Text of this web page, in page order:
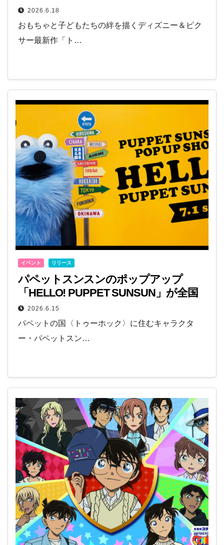
VANGUARDで開催！7月から
2026.6.18
おもちゃと子どもたちの絆を描くディズニー＆ピク
サー最新作「ト…
イベント リリース
パペットスンスンのポップアップ
「HELLO! PUPPET SUNSUN」が全国
12都市で開催！7月1日の東京会場から
スタート
2026.6.15
パペットの国〈トゥーホック〉に住むキャラクタ
ー・パペットスン…